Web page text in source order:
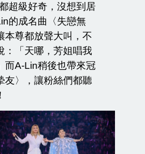
超級好奇，沒想到居
的成名曲〈失戀無
本尊都放聲大叫，不
：「天哪，芳姐唱我
而A-Lin稍後也帶來冠
友〉，讓粉絲們都聽